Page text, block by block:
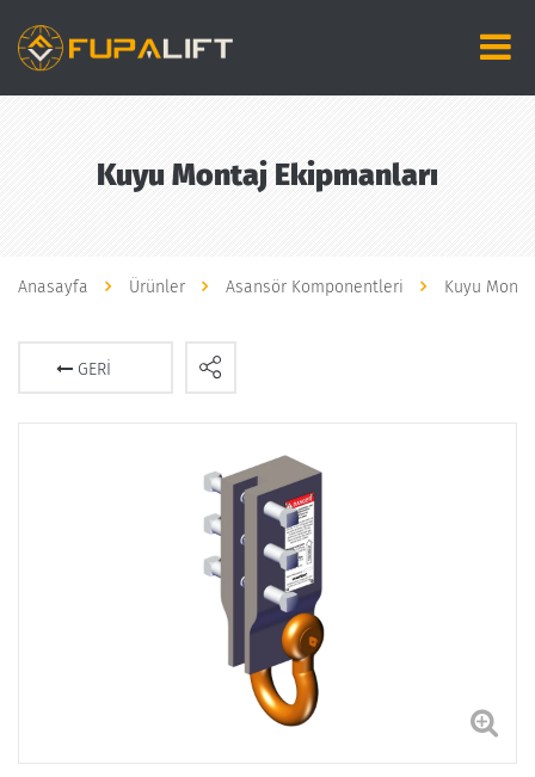
Kuyu Montaj Ekipmanları
Anasayfa Ürünler Asansör Komponentleri Kuyu
GERI